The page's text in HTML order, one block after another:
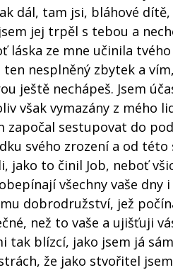
dál, tam jsi, bláhové
jej trpěl s tebou a
láska ze mne učinila
nesplněný zbytek a
ještě nechápeš. Jsem
však vymazány z mého
započal sestupovat do
svého zrození a od
jako to činil Job, neboť
všechny vaše dny
dobrodružství, jež
než to vaše a ujišťuji
tak blízcí, jako jsem já
že jako stvořitel